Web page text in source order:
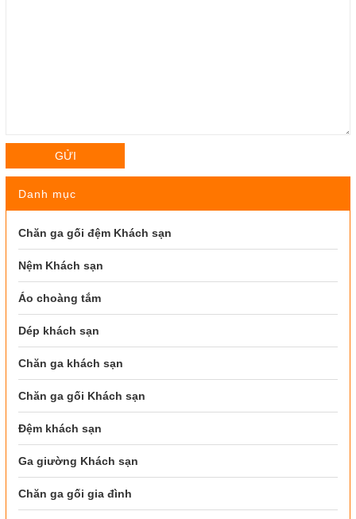
GỬI
Danh mục
Chăn ga gối đệm Khách sạn
Nệm Khách sạn
Áo choàng tắm
Dép khách sạn
Chăn ga khách sạn
Chăn ga gối Khách sạn
Đệm khách sạn
Ga giường Khách sạn
Chăn ga gối gia đình